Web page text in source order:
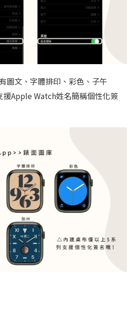
文、字體排印、彩色、子午
援Apple Watch姓名簡稱個性化簽